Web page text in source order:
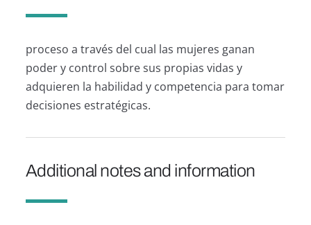
proceso a través del cual las mujeres ganan
poder y control sobre sus propias vidas y
adquieren la habilidad y competencia para tomar
decisiones estratégicas.
Additional notes and information